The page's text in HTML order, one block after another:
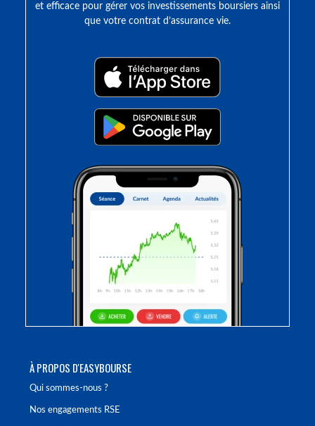
À PROPOS D'EASYBOURSE
Qui sommes-nous ?
Nos engagements RSE
et efficace pour gérer vos investissements boursiers ainsi
que votre contrat d’assurance vie.